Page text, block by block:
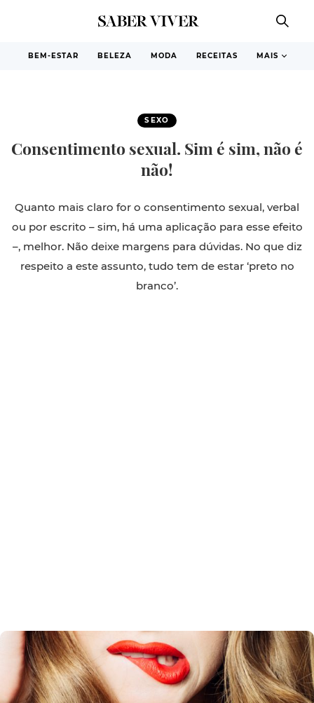
BEM-ESTAR BELEZA MODA RECEITAS MAIS
SEXO
Consentimento sexual. Sim é sim, não é
não!
Quanto mais claro for o consentimento sexual, verbal
ou por escrito – sim, há uma aplicação para esse efeito
–, melhor. Não deixe margens para dúvidas. No que diz
respeito a este assunto, tudo tem de estar ‘preto no
branco’.